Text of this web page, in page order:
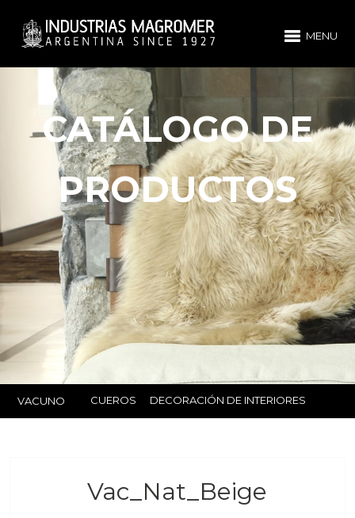
MENU
CATÁLOGO DE
PRODUCTOS
VACUNO CUEROS DECORACIÓN DE INTERIORES
Vac_Nat_Beige